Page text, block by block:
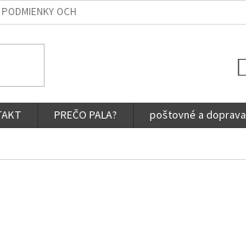
PODMIENKY OCHRANY OSOBNÝCH ÚDAJOV
PREČO PALA? poštovné a doprava